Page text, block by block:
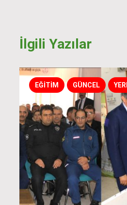
İlgili Yazılar
EĞİTİM GÜNCEL